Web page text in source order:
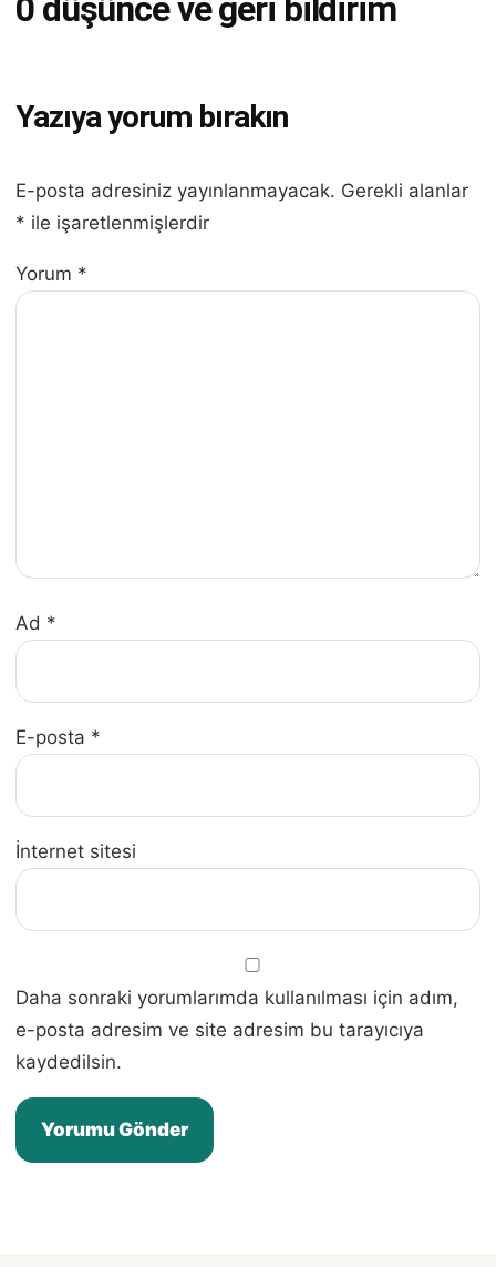
0 düşünce ve geri bildirim
Yazıya yorum bırakın
E-posta adresiniz yayınlanmayacak. Gerekli alanlar
* ile işaretlenmişlerdir
Yorum *
Ad *
E-posta *
İnternet sitesi
Daha sonraki yorumlarımda kullanılması için adım,
e-posta adresim ve site adresim bu tarayıcıya
kaydedilsin.